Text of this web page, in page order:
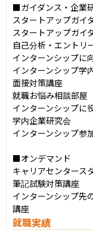
■ガイダンス・企業
スタートアップガイ
スタートアップガイ
自己分析・エントリ
インターンシップに
インターンシップ学
面接対策講座
就職お悩み相談部屋
インターンシップに
学内企業研究会
インターンシップ参
■オンデマンド
キャリアセンタース
筆記試験対策講座
インターンシップ先
講座
就職実績